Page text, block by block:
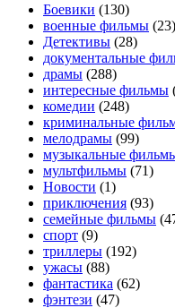
Боевики (130)
военные фильмы (23)
Детективы (28)
документальные
драмы (288)
интересные фильмы
комедии (248)
криминальные
мелодрамы (99)
музыкальные
мультфильмы (71)
Новости (1)
приключения (93)
семейные фильмы
спорт (9)
триллеры (192)
ужасы (88)
фантастика (62)
фэнтези (47)